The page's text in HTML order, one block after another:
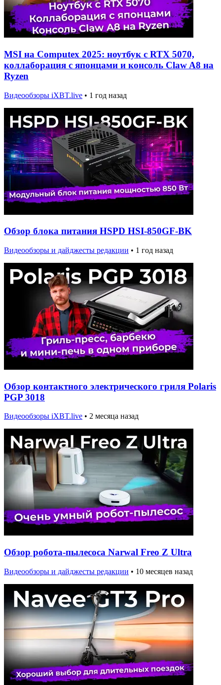
MSI на Computex 2025: ноутбук с RTX 5070,
коллаборация с японцами и консоль Claw A8 на
Ryzen
Видеообзоры iXBT.live • 1 год назад
Обзор блока питания HSPD HSI-850GF-BK
Видеообзоры и дайджесты редакции • 1 год назад
Обзор контактного электрического гриля Polaris
PGP 3018
Видеообзоры iXBT.live • 2 месяца назад
Обзор робота-пылесоса Narwal Freo Z Ultra
Видеообзоры и дайджесты редакции • 10 месяцев назад